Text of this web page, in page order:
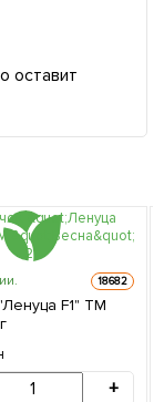
оставит
18682
F1" ТМ
+